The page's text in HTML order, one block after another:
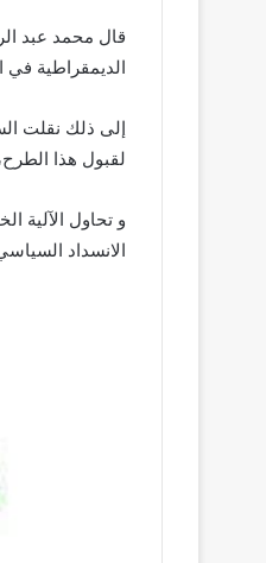
قال محمد عبد
الديمقراطية
إلى ذلك نقلت
لقبول هذا
و تحاول الآلية
الانسداد